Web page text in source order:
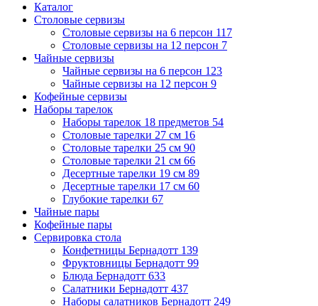
Каталог
Столовые сервизы
Столовые сервизы на 6 персон 117
Столовые сервизы на 12 персон 7
Чайные сервизы
Чайные сервизы на 6 персон 123
Чайные сервизы на 12 персон 9
Кофейные сервизы
Наборы тарелок
Наборы тарелок 18 предметов 54
Столовые тарелки 27 см 16
Столовые тарелки 25 см 90
Столовые тарелки 21 см 66
Десертные тарелки 19 см 89
Десертные тарелки 17 см 60
Глубокие тарелки 67
Чайные пары
Кофейные пары
Сервировка стола
Конфетницы Бернадотт 139
Фруктовницы Бернадотт 99
Блюда Бернадотт 633
Салатники Бернадотт 437
Наборы салатников Бернадотт 249